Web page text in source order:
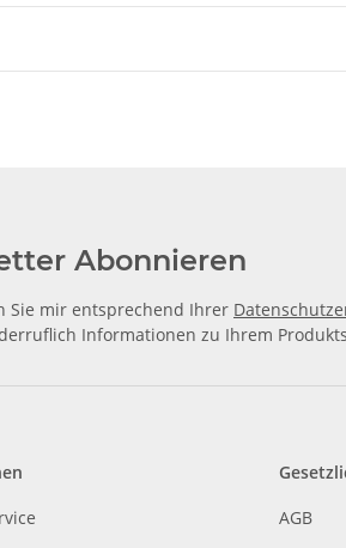
Abonnieren
Sie mir entsprechend Ihrer
Informationen zu Ihrem
AGB